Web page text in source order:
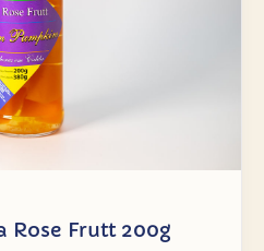
Rose Frutt 200g